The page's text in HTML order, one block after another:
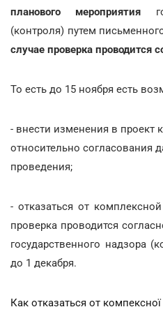
планового мероприятия
(контроля) путем
случае проверка проводится
То есть до 15 ноября есть
- внести изменения в проект
относительно согласования
проведения;
- отказаться от
проверка проводится
государственного надзора
до 1 декабря.
Как отказаться от